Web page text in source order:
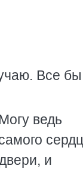
Все бы
ведь
и